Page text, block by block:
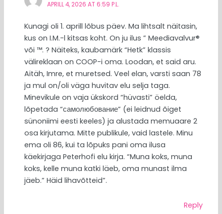
APRILL 4, 2026 AT 6:59 P.L.
Kunagi oli 1. aprill lõbus päev. Ma lihtsalt näitasin,
kus on I.M.-l kitsas koht. On ju ilus ” Meediavalvur®
või ™. ? Näiteks, kaubamärk “Hetk” klassis
välireklaan on COOP-i oma. Loodan, et said aru.
Aitäh, Imre, et muretsed. Veel elan, varsti saan 78
ja mul on/oli väga huvitav elu selja taga.
Minevikule on vaja ükskord “hüvasti” öelda,
lõpetada “самолюбование” (ei leidnud õiget
sünoniimi eesti keeles) ja alustada memuaare 2
osa kirjutama. Mitte publikule, vaid lastele. Minu
ema oli 86, kui ta lõpuks pani oma ilusa
käekirjaga Peterhofi elu kirja. “Muna koks, muna
koks, kelle muna katki läeb, oma munast ilma
jäeb.” Häid lihavõtteid”.
Reply